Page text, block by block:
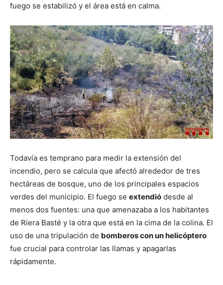
fuego se estabilizó y el área está en calma.
Todavía es temprano para medir la extensión del
incendio, pero se calcula que afectó alrededor de tres
hectáreas de bosque, uno de los principales espacios
verdes del municipio. El fuego se extendió desde al
menos dos fuentes: una que amenazaba a los habitantes
de Riera Basté y la otra que está en la cima de la colina. El
uso de una tripulación de bomberos con un helicóptero
fue crucial para controlar las llamas y apagarlas
rápidamente.